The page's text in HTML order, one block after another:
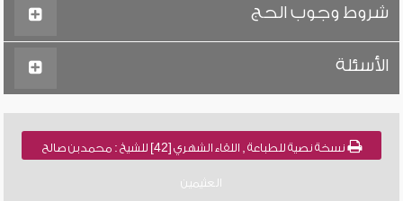
شروط وجوب الحج
الأسئلة
نسخة نصية للطباعة , اللقاء الشهري [42] للشيخ : محمد بن صالح
العثيمين